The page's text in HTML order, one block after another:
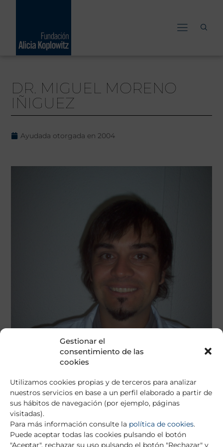
Gestionar el
consentimiento de las
cookies
Utilizamos cookies propias y de terceros para analizar
nuestros servicios en base a un perfil elaborado a partir de
sus hábitos de navegación (por ejemplo, páginas
visitadas).
Para más información consulte la política de cookies.
Puede aceptar todas las cookies pulsando el botón
"Aceptar", rechazar su uso pulsando el botón "Rechazar" y
DR. MIGUEL MORENO
IÑIGUEZ
Ayudada otorgada en 2004
Columbia University Medical Center,